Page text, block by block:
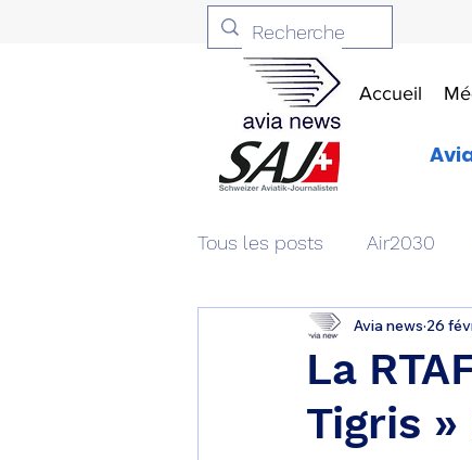
Accueil
Tous les posts Air2030
Aviation & Défense
Patrimoine aéronautique
La
Tigris »
Avia news 26